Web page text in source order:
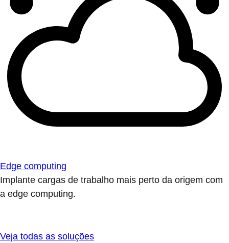
Edge computing
Implante cargas de trabalho mais perto da origem com
a edge computing.
Veja todas as soluções